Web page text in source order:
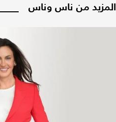
المزيد من ناس وناس